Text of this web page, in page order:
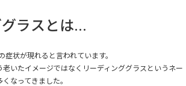
ラスとは...
状が現れると言われています。
いたイメージではなくリーディンググラスというネー
なってきました。